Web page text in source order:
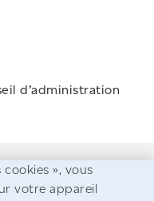
d’administration
», vous
votre appareil